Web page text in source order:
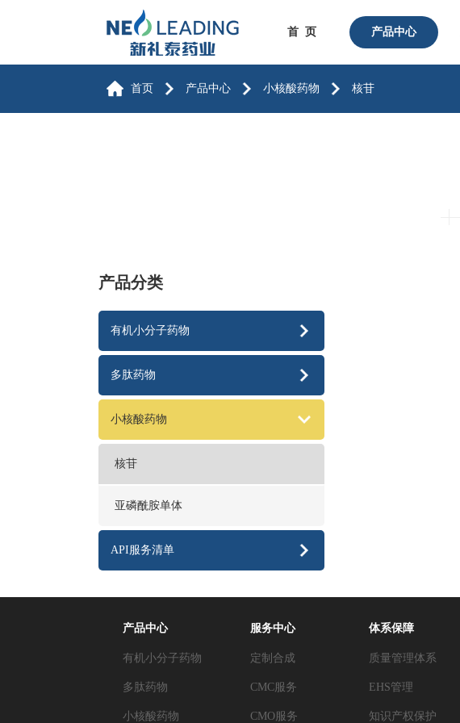
首 页 产品中心
首页 产品中心 小核酸药物 核苷
产品分类
有机小分子药物
多肽药物
小核酸药物
核苷
亚磷酰胺单体
API服务清单
产品中心
有机小分子药物
多肽药物
小核酸药物
服务中心
定制合成
CMC服务
CMO服务
体系保障
质量管理体系
EHS管理
知识产权保护